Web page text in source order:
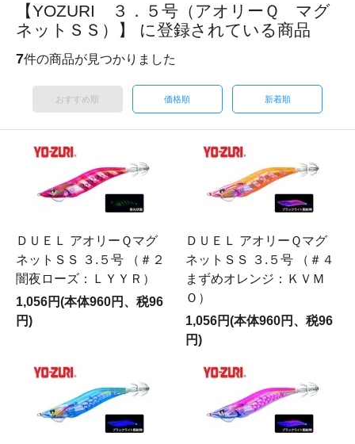
【YOZURI ３．５号（アオリーＱ マグ
ネットＳＳ）】 に登録されている商品
7件の商品が見つかりました
おすすめ順 価格順 新着順
ＤＵＥＬ アオリーＱマグ
ネットＳＳ ３.５号 （＃２
闇夜ローズ：ＬＹＹＲ）
1,056円(本体960円、税96
円)
ＤＵＥＬ アオリーＱマグ
ネットＳＳ ３.５号 （＃４
まずめオレンジ：ＫＶＭ
Ｏ）
1,056円(本体960円、税96
円)